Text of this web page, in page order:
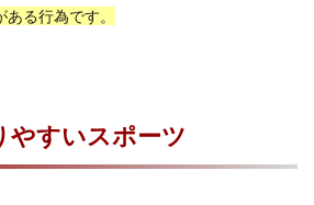
る行為です。
やすいスポーツ